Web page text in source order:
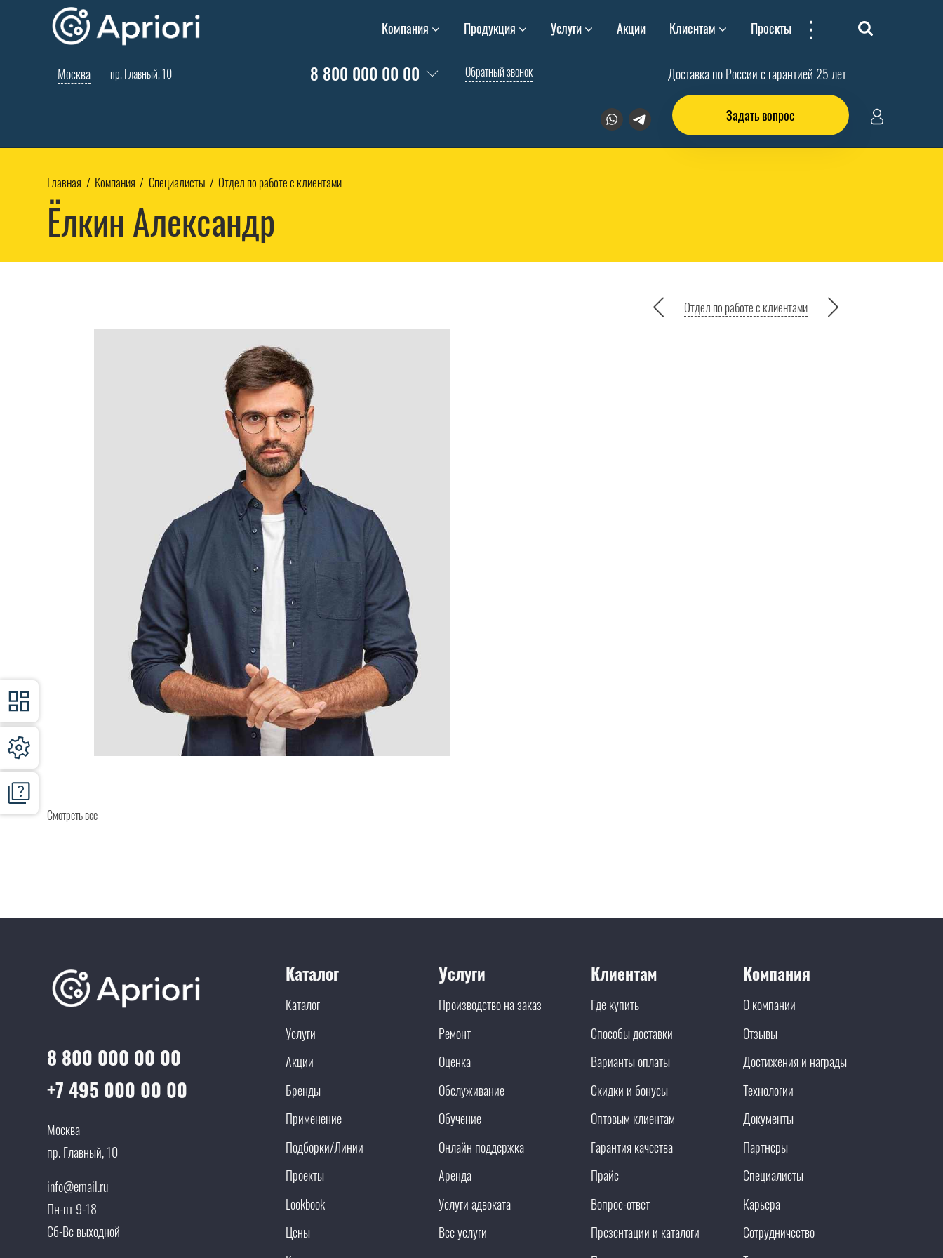
Компания Продукция Услуги Акции Клиентам Проекты ...
Москва пр. Главный, 10 8 800 000 00 00 Обратный звонок Доставка по России с гарантией 25 лет
Задать вопрос
Главная Компания Специалисты Отдел по работе с клиентами
Ёлкин Александр
Отдел по работе с клиентами
Смотреть все
8 800 000 00 00
+7 495 000 00 00
Москва
пр. Главный, 10
info@email.ru
Пн-пт 9-18
Сб-Вс выходной
Каталог
Каталог
Услуги
Акции
Бренды
Применение
Подборки/Линии
Проекты
Lookbook
Цены
Услуги
Производство на заказ
Ремонт
Оценка
Обслуживание
Обучение
Онлайн поддержка
Аренда
Услуги адвоката
Все услуги
Клиентам
Где купить
Способы доставки
Варианты оплаты
Скидки и бонусы
Оптовым клиентам
Гарантия качества
Прайс
Вопрос-ответ
Презентации и каталоги
Компания
О компании
Отзывы
Достижения и награды
Технологии
Документы
Партнеры
Специалисты
Карьера
Сотрудничество